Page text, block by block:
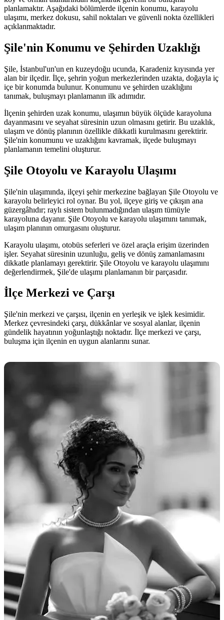
planlamaktır. Aşağıdaki bölümlerde ilçenin konumu, karayolu
ulaşımı, merkez dokusu, sahil noktaları ve güvenli nokta özellikleri
açıklanmaktadır.
Şile'nin Konumu ve Şehirden Uzaklığı
Şile, İstanbul'un'un en kuzeydoğu ucunda, Karadeniz kıyısında yer
alan bir ilçedir. İlçe, şehrin yoğun merkezlerinden uzakta, doğayla iç
içe bir konumda bulunur. Konumunu ve şehirden uzaklığını
tanımak, buluşmayı planlamanın ilk adımıdır.
İlçenin şehirden uzak konumu, ulaşımın büyük ölçüde karayoluna
dayanmasını ve seyahat süresinin uzun olmasını getirir. Bu uzaklık,
ulaşım ve dönüş planının özellikle dikkatli kurulmasını gerektirir.
Şile'nin konumunu ve uzaklığını kavramak, ilçede buluşmayı
planlamanın temelini oluşturur.
Şile Otoyolu ve Karayolu Ulaşımı
Şile'nin ulaşımında, ilçeyi şehir merkezine bağlayan Şile Otoyolu ve
karayolu belirleyici rol oynar. Bu yol, ilçeye giriş ve çıkışın ana
güzergâhıdır; raylı sistem bulunmadığından ulaşım tümüyle
karayoluna dayanır. Şile Otoyolu ve karayolu ulaşımını tanımak,
ulaşım planının omurgasını oluşturur.
Karayolu ulaşımı, otobüs seferleri ve özel araçla erişim üzerinden
işler. Seyahat süresinin uzunluğu, geliş ve dönüş zamanlamasını
dikkatle planlamayı gerektirir. Şile Otoyolu ve karayolu ulaşımını
değerlendirmek, Şile'de ulaşımı planlamanın bir parçasıdır.
İlçe Merkezi ve Çarşı
Şile'nin merkezi ve çarşısı, ilçenin en yerleşik ve işlek kesimidir.
Merkez çevresindeki çarşı, dükkânlar ve sosyal alanlar, ilçenin
gündelik hayatının yoğunlaştığı noktadır. İlçe merkezi ve çarşı,
buluşma için ilçenin en uygun alanlarını sunar.